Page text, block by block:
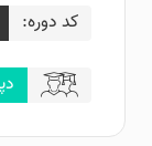
کد دوره: